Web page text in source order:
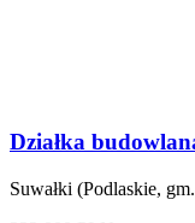
Działka
Suwałki (Podlaskie,